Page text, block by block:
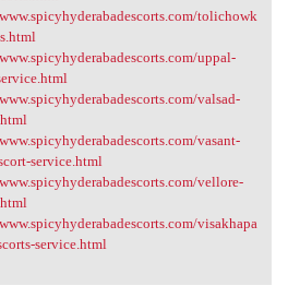
tolichowk
uppal-
valsad-
vasant-
service.html
vellore-
visakhapa
service.html